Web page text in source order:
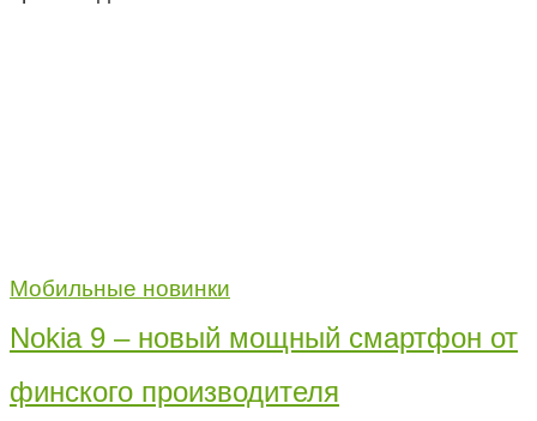
Мобильные новинки
Nokia 9 – новый мощный смартфон от
финского производителя